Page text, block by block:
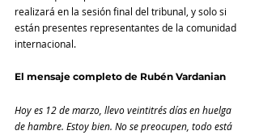
realizará en la sesión final del tribunal, y solo si
están presentes representantes de la comunidad
internacional.
El mensaje completo de Rubén Vardanian
Hoy es 12 de marzo, llevo veintitrés días en huelga
de hambre. Estoy bien. No se preocupen, todo está